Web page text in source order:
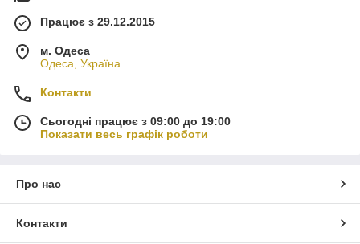
Працює з 29.12.2015
м. Одеса
Одеса, Україна
Контакти
Сьогодні працює з 09:00 до 19:00
Показати весь графік роботи
Про нас
Контакти